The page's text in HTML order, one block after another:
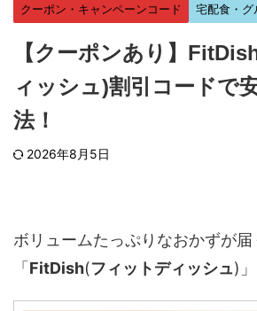
クーポン・キャンペーンコード 宅配食・グ
【クーポンあり】
ィッシュ)割引コードで
法！
2026年8月5日
ボリュームたっぷりなおかずが
「FitDish(フィットディッシュ)」